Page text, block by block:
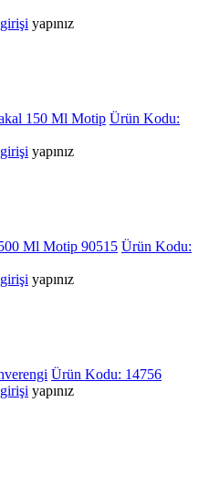
yapınız
150 Ml Motip Ürün Kodu:
yapınız
Ml Motip 90515 Ürün Kodu:
yapınız
Ürün Kodu: 14756
yapınız